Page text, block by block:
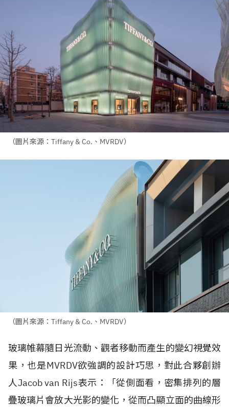
（圖片來源：Tiffany & Co.、MVRDV）
（圖片來源：Tiffany & Co.、MVRDV）
玻璃帷幕隨日光流動、觀者移動而產生的變幻視覺效
果，也是MVRDV欲強調的設計巧思，對此合夥創辦
人Jacob van Rijs表示：「從側面看，密集排列的層
疊玻璃片會放大光影的變化，從而凸顯立面的曲線形